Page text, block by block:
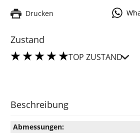
Drucken
Zustand
TOP ZUSTAND
Beschreibung
Abmessungen: